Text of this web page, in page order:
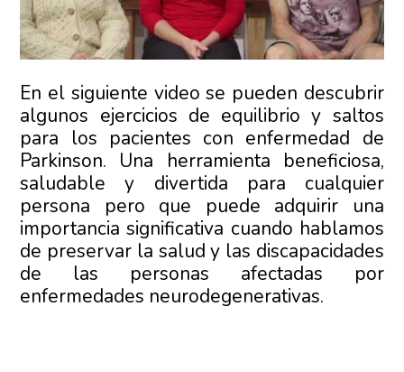
En el siguiente video se pueden descubrir
algunos ejercicios de equilibrio y saltos
para los pacientes con enfermedad de
Parkinson. Una herramienta beneficiosa,
saludable y divertida para cualquier
persona pero que puede adquirir una
importancia significativa cuando hablamos
de preservar la salud y las discapacidades
de las personas afectadas por
enfermedades neurodegenerativas.